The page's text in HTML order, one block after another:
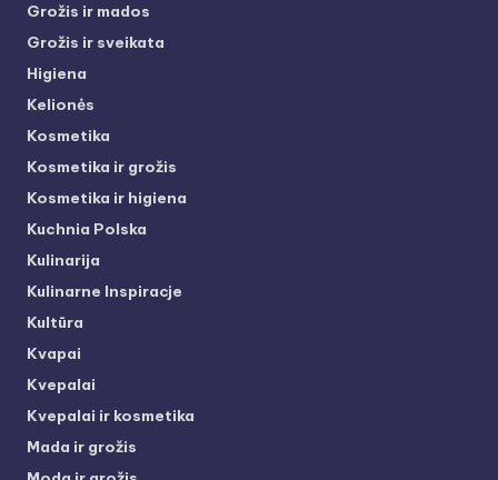
Grožis ir mados
Grožis ir sveikata
Higiena
Kelionės
Kosmetika
Kosmetika ir grožis
Kosmetika ir higiena
Kuchnia Polska
Kulinarija
Kulinarne Inspiracje
Kultūra
Kvapai
Kvepalai
Kvepalai ir kosmetika
Mada ir grožis